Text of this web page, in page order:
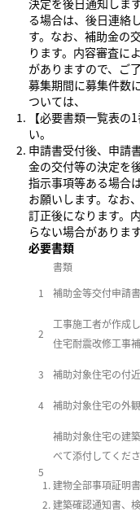
決定を後日通知しま
る場合は、後日連絡
す。なお、補助金の
ります。内容審査に
がありますので、ご
募集期間に募集件数
ついては、
【必要書類一覧表
い。
申請書受付後、申請
金の交付等の決定を
指示事項等ある場合
お願いします。なお
訂正後になります。
らない場合がありま
必要書類
書類
1
補助金等交付申請
2
工事施工者が作成
住宅耐震改修工事
3 補助対象住宅の付
4 補助対象住宅の外
5
補助対象住宅の建
べて添付してくださ
建物全部事項証明
建築確認通知書、